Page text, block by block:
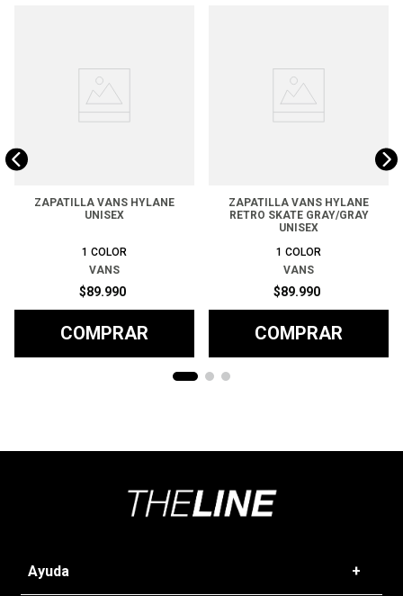
ZAPATILLA VANS HYLANE
UNISEX
1 COLOR
VANS
$89.990
COMPRAR
ZAPATILLA VANS HYLANE
RETRO SKATE GRAY/GRAY
UNISEX
1 COLOR
VANS
$89.990
COMPRAR
Ayuda +